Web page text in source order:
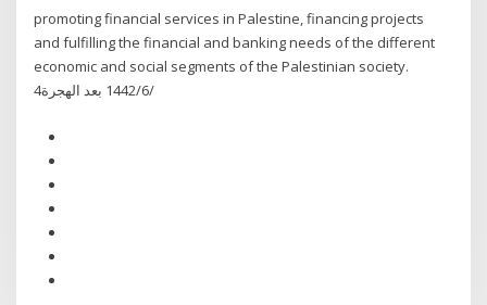
promoting financial services in Palestine, financing projects
and fulfilling the financial and banking needs of the different
economic and social segments of the Palestinian society.
4‏‏/6‏‏/1442 بعد الهجرة